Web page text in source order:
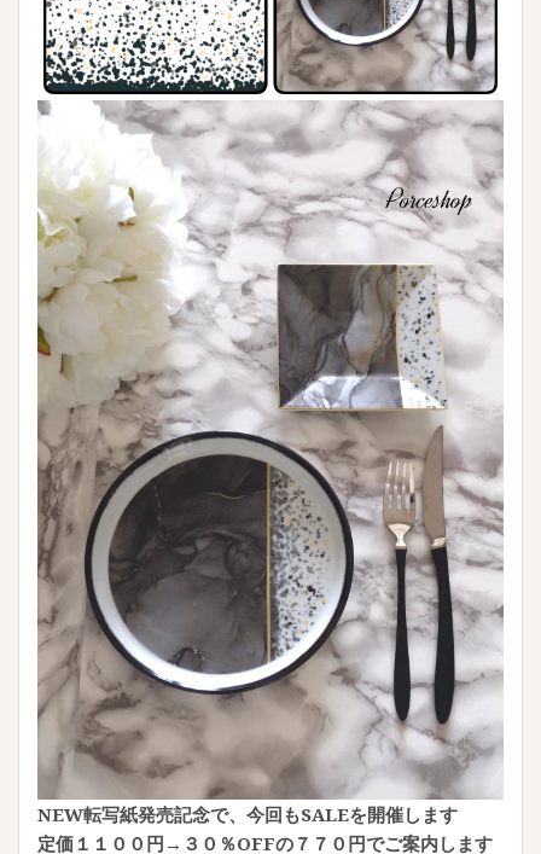
NEW転写紙発売記念で、今回もSALEを開催します
定価１１００円→３０％OFFの７７０円でご案内します